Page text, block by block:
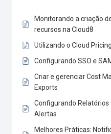
Monitorando a criação
recursos na Cloud8
Utilizando o Cloud
Configurando SSO e
Criar e gerenciar Cost
Exports
Configurando Relatórios
Alertas
Melhores Práticas: